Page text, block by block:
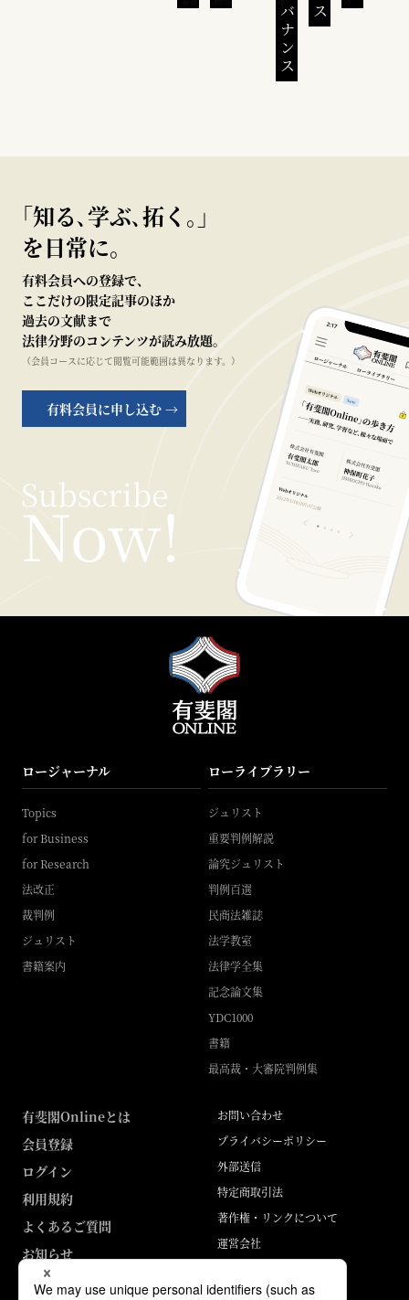
｢知る､学ぶ､拓く｡｣
を日常に。
有料会員への登録で、
ここだけの限定記事のほか
過去の文献まで
法律分野のコンテンツが読み放題。
（会員コースに応じて閲覧可能範囲は異なります。）
有料会員に申し込む →
ロージャーナル
Topics
for Business
for Research
法改正
裁判例
ジュリスト
書籍案内
ローライブラリー
ジュリスト
重要判例解説
論究ジュリスト
判例百選
民商法雑誌
法学教室
法律学全集
記念論文集
YDC1000
書籍
最高裁・大審院判例集
有斐閣Onlineとは
会員登録
ログイン
利用規約
よくあるご質問
お知らせ
お問い合わせ
プライバシーポリシー
外部送信
特定商取引法
著作権・リンクについて
運営会社